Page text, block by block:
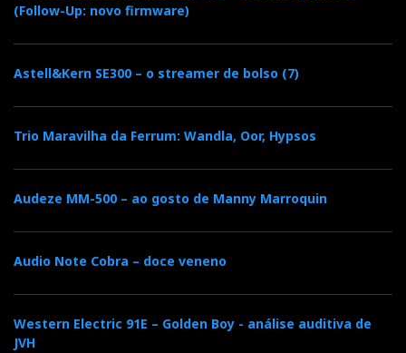
(Follow-Up: novo firmware)
Astell&Kern SE300 – o streamer de bolso (7)
Trio Maravilha da Ferrum: Wandla, Oor, Hypsos
Audeze MM-500 – ao gosto de Manny Marroquin
Audio Note Cobra – doce veneno
Western Electric 91E – Golden Boy - análise auditiva de
JVH